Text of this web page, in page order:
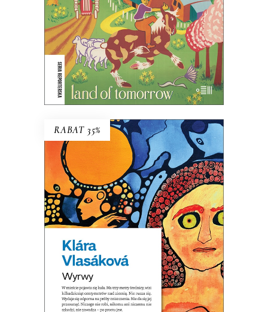
E-BOOK DO KOSZYKA
KSIĄŻKA DO KOSZYKA
RABAT 35%
WYRWY
Wystarczy sobie wyobrazić, że kula
49.90zł 32.44zł
KSIĄŻKA DO KOSZYKA